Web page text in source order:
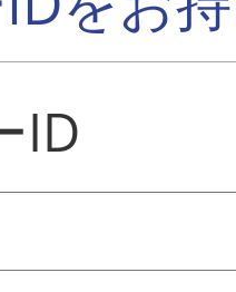
ID